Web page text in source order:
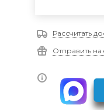
Рассчитать
Отправить на